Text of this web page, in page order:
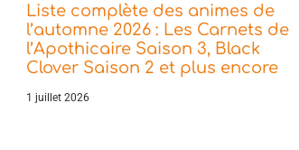
Liste complète des animes de
l’automne 2026 : Les Carnets de
l’Apothicaire Saison 3, Black
Clover Saison 2 et plus encore
1 juillet 2026